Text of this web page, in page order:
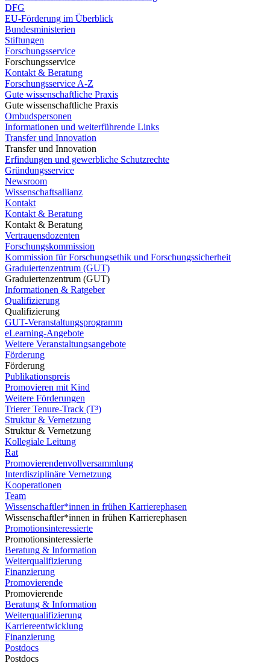
DFG
EU-Förderung im Überblick
Bundesministerien
Stiftungen
Forschungsservice
Forschungsservice
Kontakt & Beratung
Forschungsservice A-Z
Gute wissenschaftliche Praxis
Gute wissenschaftliche Praxis
Ombudspersonen
Informationen und weiterführende Links
Transfer und Innovation
Transfer und Innovation
Erfindungen und gewerbliche Schutzrechte
Gründungsservice
Newsroom
Wissenschaftsallianz
Kontakt
Kontakt & Beratung
Kontakt & Beratung
Vertrauensdozenten
Forschungskommission
Kommission für Forschungsethik und Forschungssicherheit
Graduiertenzentrum (GUT)
Graduiertenzentrum (GUT)
Informationen & Ratgeber
Qualifizierung
Qualifizierung
GUT-Veranstaltungsprogramm
eLearning-Angebote
Weitere Veranstaltungsangebote
Förderung
Förderung
Publikationspreis
Promovieren mit Kind
Weitere Förderungen
Trierer Tenure-Track (T³)
Struktur & Vernetzung
Struktur & Vernetzung
Kollegiale Leitung
Rat
Promovierendenvollversammlung
Interdisziplinäre Vernetzung
Kooperationen
Team
Wissenschaftler*innen in frühen Karrierephasen
Wissenschaftler*innen in frühen Karrierephasen
Promotionsinteressierte
Promotionsinteressierte
Beratung & Information
Weiterqualifizierung
Finanzierung
Promovierende
Promovierende
Beratung & Information
Weiterqualifizierung
Karriereentwicklung
Finanzierung
Postdocs
Postdocs